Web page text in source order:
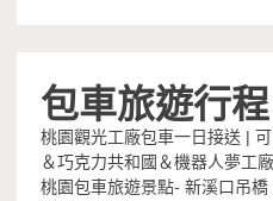
包車旅遊行程
桃園觀光工廠包車一日接送 |
＆巧克力共和國＆機器人夢工廠
桃園包車旅遊景點- 新溪口吊